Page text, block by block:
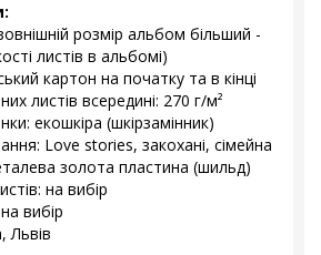
розмір альбом більший -
листів в альбомі)
картон на початку та в кінці
листів всередині: 270 г/м²
екошкіра (шкірзамінник)
Love stories, закохані, сімейна
золота пластина (шильд)
на вибір
вибір
Львів